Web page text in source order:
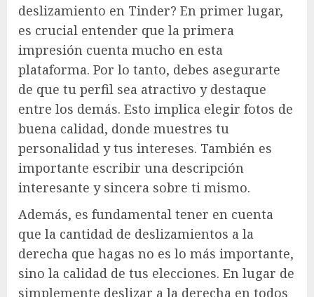
deslizamiento en Tinder? En primer lugar,
es crucial entender que la primera
impresión cuenta mucho en esta
plataforma. Por lo tanto, debes asegurarte
de que tu perfil sea atractivo y destaque
entre los demás. Esto implica elegir fotos de
buena calidad, donde muestres tu
personalidad y tus intereses. También es
importante escribir una descripción
interesante y sincera sobre ti mismo.
Además, es fundamental tener en cuenta
que la cantidad de deslizamientos a la
derecha que hagas no es lo más importante,
sino la calidad de tus elecciones. En lugar de
simplemente deslizar a la derecha en todos